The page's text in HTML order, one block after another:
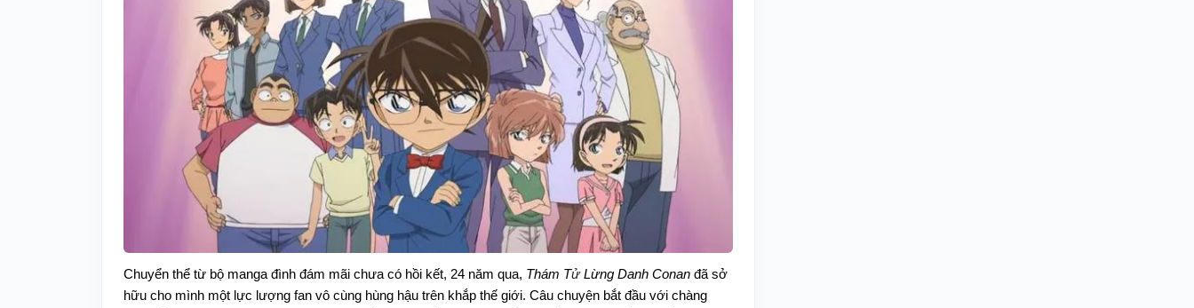
Chuyển thể từ bộ manga đình đám mãi chưa có hồi kết, 24 năm qua, Thám TửLừng Danh Conan đã sở
hữu cho mình một lực lượng fan vô cùng hùng hậu trên khắp thế giới. Câu chuyện bắt đầu với chàng